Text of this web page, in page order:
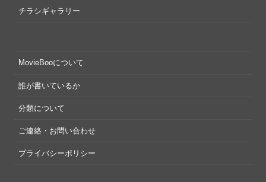
チラシギャラリー
MovieBooについて
誰が書いているか
分類について
ご連絡・お問い合わせ
プライバシーポリシー